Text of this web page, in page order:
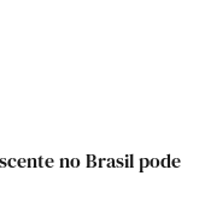
no Brasil pode